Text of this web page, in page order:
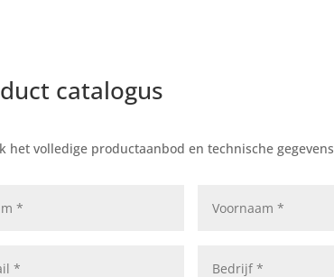
catalogus
het volledige productaanbod en technische